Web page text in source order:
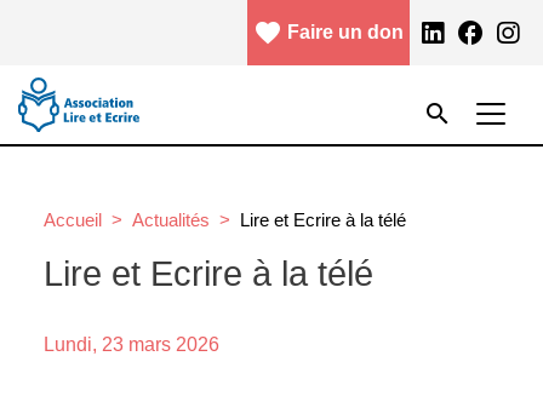
Menu header
favorite Faire un don facebook
search
Rechercher
Rechercher
Accueil Actualités Lire et Ecrire à la télé
Lire et Ecrire à la télé
Lundi, 23 mars 2026